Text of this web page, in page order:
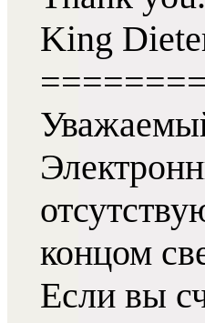
King
концом
Если вы